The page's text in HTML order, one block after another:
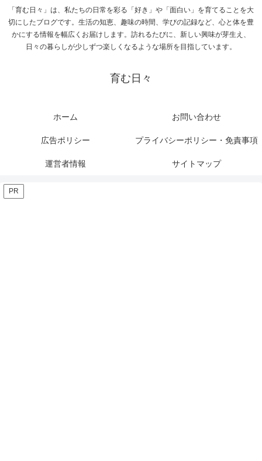
「育む日々」は、私たちの日常を彩る「好き」や「面白い」を育てることを大
切にしたブログです。生活の知恵、趣味の時間、学びの記録など、心と体を豊
かにする情報を幅広くお届けします。訪れるたびに、新しい興味が芽生え、
日々の暮らしが少しずつ楽しくなるような場所を目指しています。
育む日々
ホーム お問い合わせ
広告ポリシー プライバシーポリシー・免責事項
運営者情報 サイトマップ
PR